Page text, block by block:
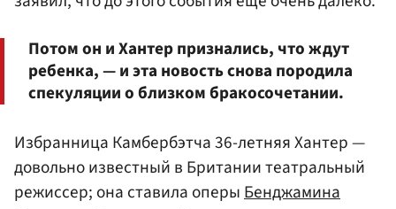
Потом он и Хантер признались, что ждут
ребенка, — и эта новость снова породила
спекуляции о близком бракосочетании.
Избранница Камбербэтча 36-летняя Хантер —
довольно известный в Британии театральный
режиссер; она ставила оперыБенджамина